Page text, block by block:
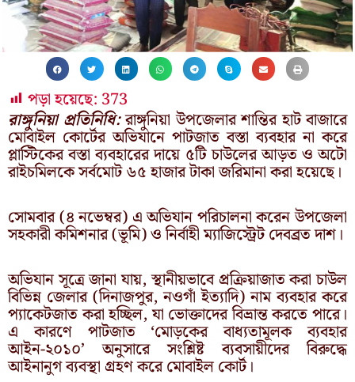
পড়া হয়েছে: 373
রাঙ্গুনিয়া প্রতিনিধি:রাঙ্গুনিয়া উপজেলার শান্তির হাট বাজারে
মোবাইল কোর্টের অভিযানে পাটজাত বস্তা ব্যবহার না করে
প্লাস্টিকের বস্তা ব্যবহারের দায়ে ৫টি চাউলের আড়ত ও অটো
রাইচমিলকে সর্বমোট ৬৫ হাজার টাকা জরিমানা করা হয়েছে।
সোমবার (৪ নভেম্বর) এ অভিযান পরিচালনা করেন উপজেলা
সহকারী কমিশনার (ভূমি) ও নির্বাহী ম্যাজিস্ট্রেট দেবব্রত দাশ।
অভিযান সূত্রে জানা যায়, স্থানীয়ভাবে প্রক্রিয়াজাত করা চাউল
বিভিন্ন জেলার (দিনাজপুর, নওগাঁ ইত্যাদি) নাম ব্যবহার করে
প্যাকেটজাত করা হচ্ছিল, যা ভোক্তাদের বিভ্রান্ত করতে পারে।
এ কারণে পাটজাত ‘মোড়কের বাধ্যতামূলক ব্যবহার
আইন-২০১০’ অনুসারে সংশ্লিষ্ট ব্যবসায়ীদের বিরুদ্ধে
আইনানুগ ব্যবস্থা গ্রহণ করে মোবাইল কোর্ট।